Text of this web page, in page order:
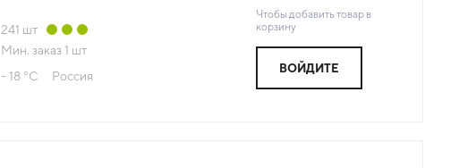
241 шт
Мин. заказ 1 шт
- 18 °С
Россия
Чтобы добавить товар в
корзину
ВОЙДИТЕ